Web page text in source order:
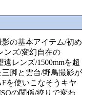
の基本アイテム/初め
ンズ/変幻自在の
レンズ/1500mmを超
脚と雲台/野鳥撮影が
を使いこなそうキヤ
の関係/絞りで変わ